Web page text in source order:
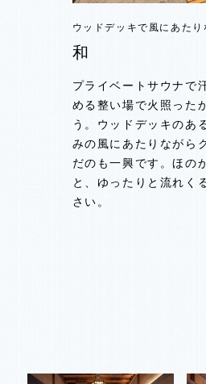
ウッドデッキで風にあたり
和
プライベートサウナで
める整い場で火照った
う。ウッドデッキのあ
みの風にあたりながら
だのも一興です。ほの
と、ゆったりと流れく
さい。
ウッドデッキで風にあたり
和
プライベートサウナで
める整い場で火照った
う。ウッドデッキのあ
みの風にあたりながら
だのも一興です。ほの
と、ゆったりと流れく
さい。
ウッドデッキで風にあたり
和
プライベートサウナで
める整い場で火照った
う。ウッドデッキのあ
みの風にあたりながら
だのも一興です。ほの
と、ゆったりと流れく
さい。
ウッドデッキで風にあたり
和
プライベートサウナで
める整い場で火照った
う。ウッドデッキのあ
みの風にあたりながら
だのも一興です。ほの
と、ゆったりと流れく
さい。